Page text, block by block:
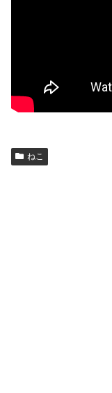
ねこ